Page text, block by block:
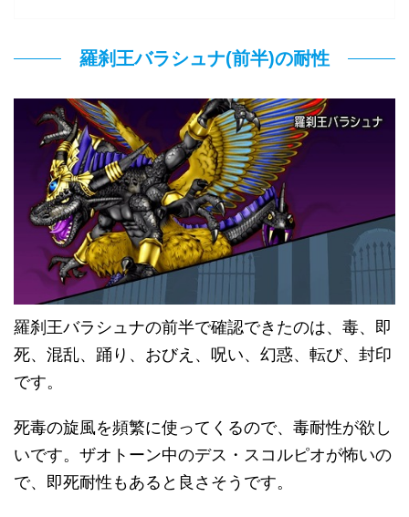
羅刹王バラシュナ(前半)の耐性
羅刹王バラシュナの前半で確認できたのは、毒、即
死、混乱、踊り、おびえ、呪い、幻惑、転び、封印
です。
死毒の旋風を頻繁に使ってくるので、毒耐性が欲し
いです。ザオトーン中のデス・スコルピオが怖いの
で、即死耐性もあると良さそうです。